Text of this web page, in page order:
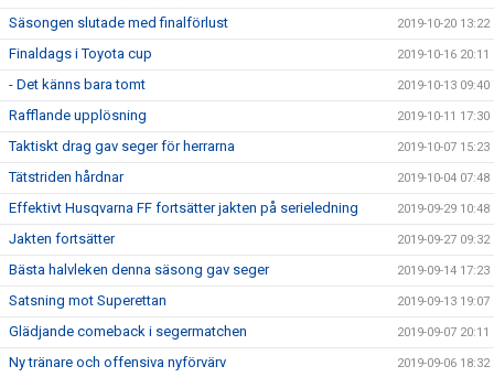
Säsongen slutade med finalförlust 2019-10-20 13:22
Finaldags i Toyota cup 2019-10-16 20:11
- Det känns bara tomt 2019-10-13 09:40
Rafflande upplösning 2019-10-11 17:30
Taktiskt drag gav seger för herrarna 2019-10-07 15:23
Tätstriden hårdnar 2019-10-04 07:48
Effektivt Husqvarna FF fortsätter jakten på serieledning 2019-09-29 10:48
Jakten fortsätter 2019-09-27 09:32
Bästa halvleken denna säsong gav seger 2019-09-14 17:23
Satsning mot Superettan 2019-09-13 19:07
Glädjande comeback i segermatchen 2019-09-07 20:11
Ny tränare och offensiva nyförvärv 2019-09-06 18:32